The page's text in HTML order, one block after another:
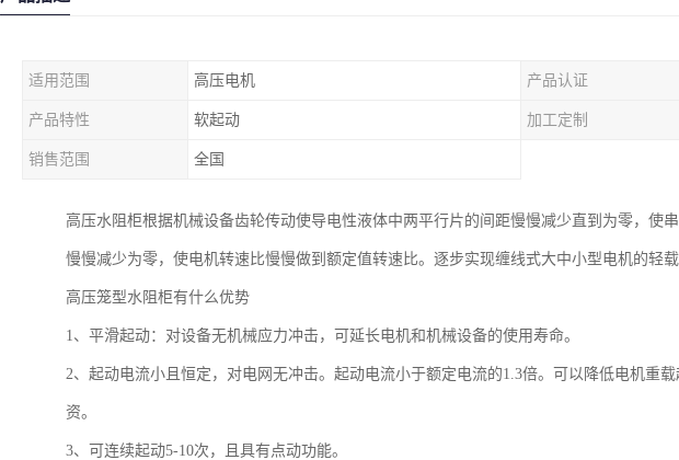
适用范围 高压电机 产品认证
产品特性 软起动 加工定制
销售范围 全国
高压水阻柜根据机械设备齿轮传动使导电性液体中两平行片的间距慢慢减少直到为零，使
慢慢减少为零，使电机转速比慢慢做到额定值转速比。逐步实现缠线式大中小型电机的轻载
高压笼型水阻柜有什么优势
1、平滑起动：对设备无机械应力冲击，可延长电机和机械设备的使用寿命。
2、起动电流小且恒定，对电网无冲击。起动电流小于额定电流的1.3倍。可以降低电机重
资。
3、可连续起动5-10次，且具有点动功能。